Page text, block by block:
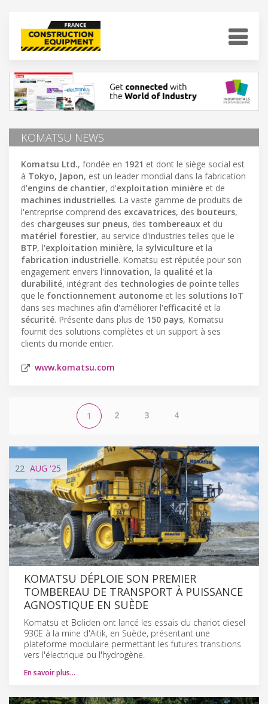
KOMATSU NEWS
Komatsu Ltd., fondée en 1921 et dont le siège social est
à Tokyo, Japon, est un leader mondial dans la fabrication
d'engins de chantier, d'exploitation minière et de
machines industrielles. La vaste gamme de produits de
l'entreprise comprend des excavatrices, des bouteurs,
des chargeuses sur pneus, des tombereaux et du
matériel forestier, au service d'industries telles que le
BTP, l'exploitation minière, la sylviculture et la
fabrication industrielle. Komatsu est réputée pour son
engagement envers l'innovation, la qualité et la
durabilité, intégrant des technologies de pointetelles
que le fonctionnement autonome et les solutions IoT
dans ses machines afin d'améliorer l'efficacité et la
sécurité. Présente dans plus de 150 pays, Komatsu
fournit des solutions complètes et un support à ses
clients du monde entier.
www.komatsu.com
1 2 3 4
22 AUG '25
KOMATSU DÉPLOIE SON PREMIER
TOMBEREAU DE TRANSPORT À PUISSANCE
AGNOSTIQUE EN SUÈDE
Komatsu et Boliden ont lancé les essais du chariot diesel
930E à la mine d'Aitik, en Suède, présentant une
plateforme modulaire permettant les futures transitions
vers l'électrique ou l'hydrogène.
En savoir plus…